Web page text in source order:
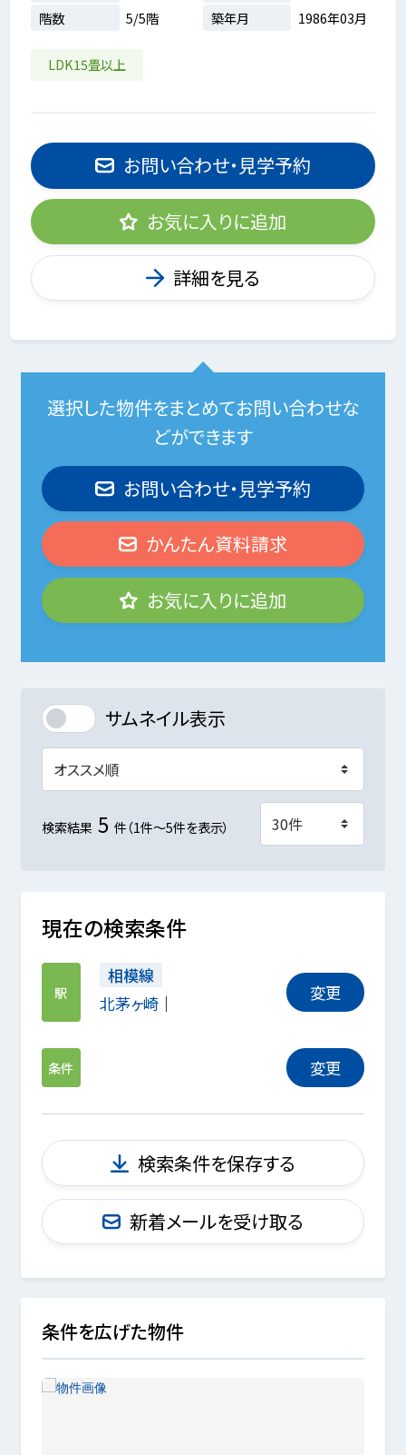
階数 5/5階 築年月 1986年03月
LDK15畳以上
お問い合わせ・見学予約
お気に入りに追加
詳細を見る
選択した物件をまとめてお問い合わせな
どができます
お問い合わせ・見学予約
かんたん資料請求
お気に入りに追加
サムネイル表示
検索結果 5 件（1件～5件を表示）
現在の検索条件
駅
相模線
北茅ヶ崎
変更
条件 変更
検索条件を保存する
新着メールを受け取る
条件を広げた物件